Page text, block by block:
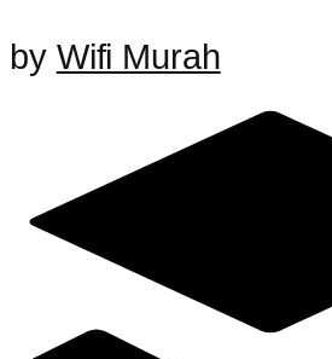
by Wifi Murah